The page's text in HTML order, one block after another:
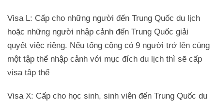
Visa L: Cấp cho những người đến Trung Quốc du lịch
hoặc những người nhập cảnh đến Trung Quốc giải
quyết việc riêng. Nếu tổng cộng có 9 người trở lên cùng
một tập thể nhập cảnh với mục đích du lịch thì sẽ cấp
visa tập thể
Visa X: Cấp cho học sinh, sinh viên đến Trung Quốc du